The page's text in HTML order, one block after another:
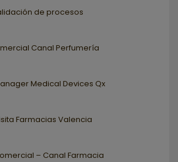
de procesos
Canal Perfumería
Medical Devices Qx
Farmacias Valencia
– Canal Farmacia